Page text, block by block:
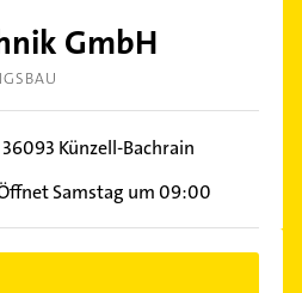
GmbH
36093 Künzell-Bachrain
Samstag um 09:00